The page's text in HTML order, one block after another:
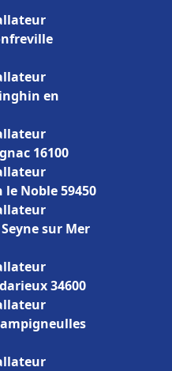
en
16100
Noble 59450
sur Mer
34600